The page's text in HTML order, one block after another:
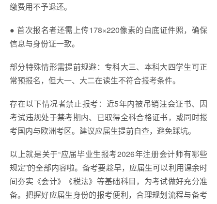
缴费用不予退还。
● 首次报名者还需上传178×220像素的白底证件照，确保
信息与身份证一致。
部分特殊情形需提前规避：专科大三、本科大四学生可正
常预报名，但大一、大二在读生不符合报考条件。
存在以下情况者禁止报考：近5年内被吊销注会证书、因
考试违规处于禁考期内、已取得全科合格证书，或同时报
考国内与欧洲考区。建议应届生提前自查，避免踩坑。
以上就是关于“应届毕业生报考2026年注册会计师有哪些
规定”的全部内容啦。备考要趁早，应届生可以利用课余时
间夯实《会计》《税法》等基础科目，为考试做好充分准
备。把握好应届生身份的报考便利，合理规划流程与备考